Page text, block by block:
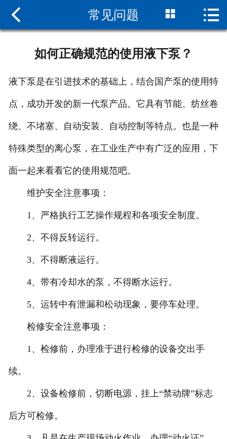
网站首页
 常见问题  
如何正确规范的使用液下泵？
液下泵是在引进技术的基础上，结合国产泵的使用特
点，成功开发的新一代泵产品。它具有节能、纺丝卷
绕、不堵塞、自动安装、自动控制等特点。也是一种
特殊类型的离心泵，在工业生产中有广泛的应用，下
面一起来看看它的使用规范吧。
维护安全注意事项：
1、严格执行工艺操作规程和各项安全制度。
2、不得反转运行。
3、不得断液运行。
4、带有冷却水的泵，不得断水运行。
5、运转中有泄漏和松动现象，要停车处理。
检修安全注意事项：
1、检修前，办理准于进行检修的设备交出手
续。
2、设备检修前，切断电源，挂上“禁动牌”标志
后方可检修。